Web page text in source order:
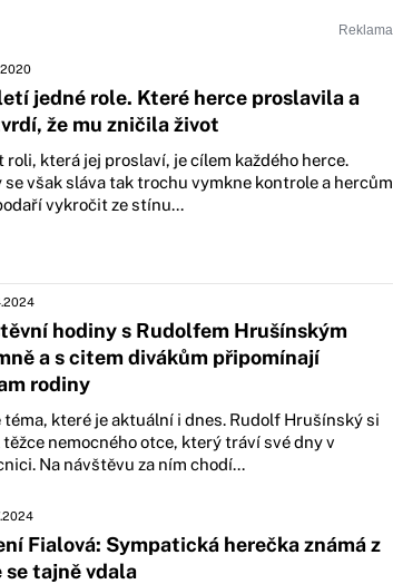
jedné role. Které herce proslavila a
že mu zničila život
roli, která jej proslaví, je cílem každého herce.
se však sláva tak trochu vymkne kontrole a hercům
vykročit ze stínu...
hodiny s Rudolfem Hrušínským
a s citem divákům připomínají
rodiny
téma, které je aktuální i dnes. Rudolf Hrušínský si
těžce nemocného otce, který tráví své dny v
Na návštěvu za ním chodí...
Fialová: Sympatická herečka známá z
se tajně vdala